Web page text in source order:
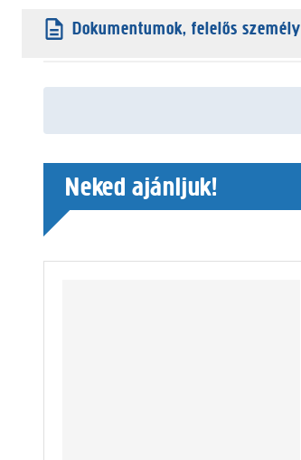
Dokumentumok, felelős személy
Neked ajánljuk!